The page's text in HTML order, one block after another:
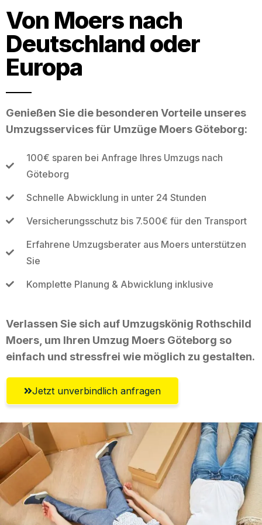
Von Moers nach
Deutschland oder
Europa
Genießen Sie die besonderen Vorteile unseres
Umzugsservices für Umzüge Moers Göteborg:
100€ sparen bei Anfrage Ihres Umzugs nach
Göteborg
Schnelle Abwicklung in unter 24 Stunden
Versicherungsschutz bis 7.500€ für den Transport
Erfahrene Umzugsberater aus Moers unterstützen
Sie
Komplette Planung & Abwicklung inklusive
Verlassen Sie sich auf Umzugskönig Rothschild
Moers, um Ihren Umzug Moers Göteborg so
einfach und stressfrei wie möglich zu gestalten.
Jetzt unverbindlich anfragen